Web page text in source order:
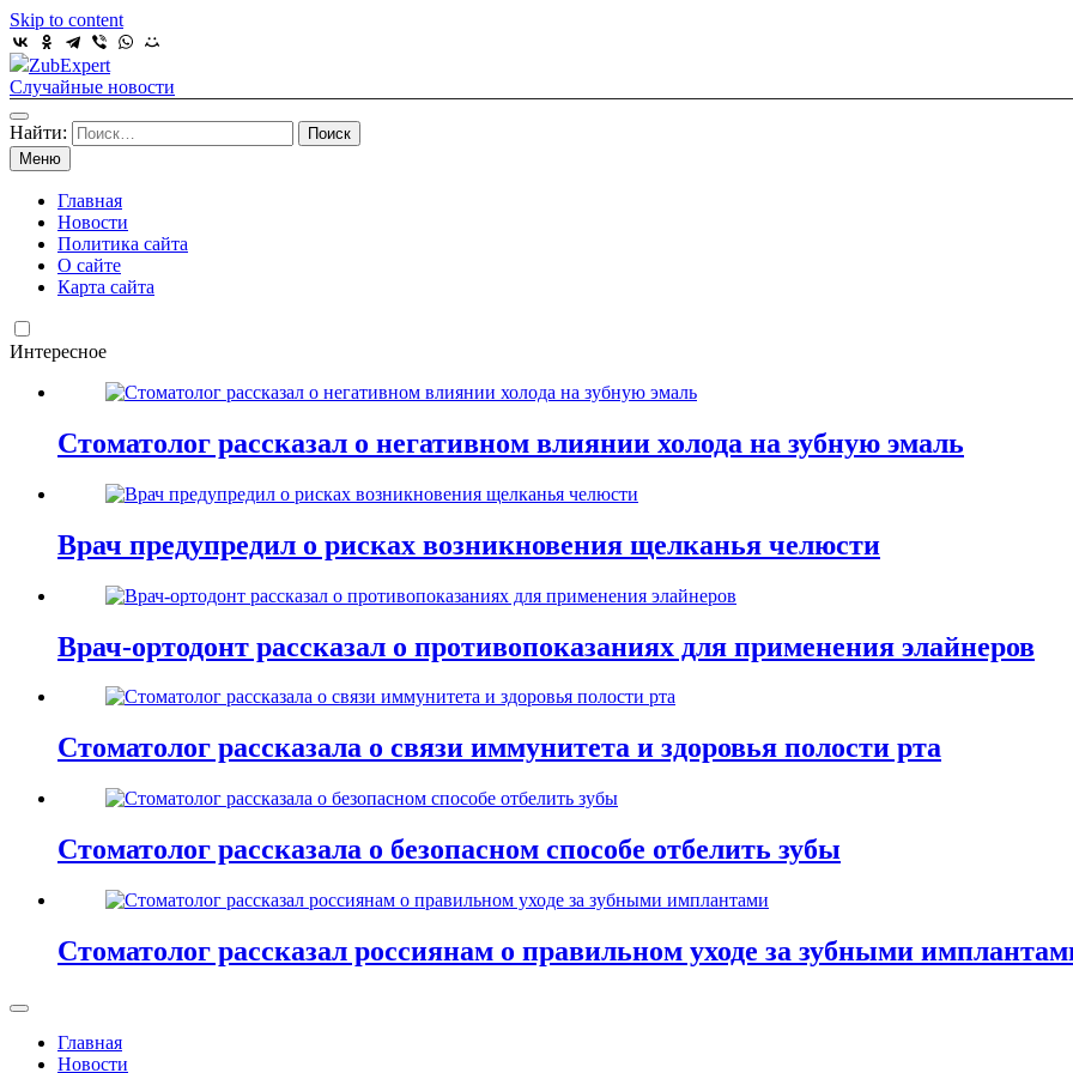
Skip to content
ZubExpert
Случайные новости
Найти:
Меню
Главная
Новости
Политика сайта
О сайте
Карта сайта
Интересное
Стоматолог рассказал о негативном влиянии холода на зубную эмаль
Врач предупредил о рисках возникновения щелканья челюсти
Врач-ортодонт рассказал о противопоказаниях для применения элайнеров
Стоматолог рассказала о связи иммунитета и здоровья полости рта
Стоматолог рассказала о безопасном способе отбелить зубы
Стоматолог рассказал россиянам о правильном уходе за зубными
Главная
Новости